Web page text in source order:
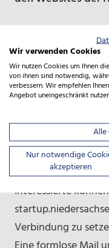
https://
https://
https://
https://hti.qvls.de
https://smint-
www.hti-
Interessierte
Verbindung zu
Wir verwenden Cookies
Wir nutzen Cookies um Ihnen
von ihnen sind notwendig,
verbessern. Wir empfehlen
Angebot uneingeschränkt
Alle
Nur notwendige
akzeptieren